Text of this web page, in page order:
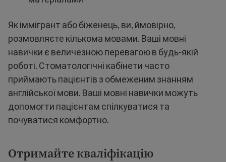
Як іммігрант або біженець, ви, ймовірно,
розмовляєте кількома мовами. Ваші мовні
навички є величезною перевагою в будь-якій
роботі. Стоматологічні кабінети часто
приймають пацієнтів з обмеженим знанням
англійської мови. Ваші мовні навички можуть
допомогти пацієнтам спілкуватися та
почуватися комфортно.
Отримайте кваліфікацію